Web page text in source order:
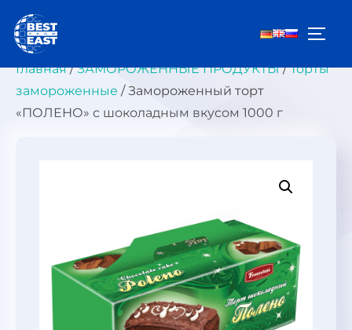
содержимому
Главная/ЗАМОРОЖЕННЫЕ ПРОДУКТЫ/Торты
замороженные / Замороженный торт
«ПОЛЕНО» с шоколадным вкусом 1000 г